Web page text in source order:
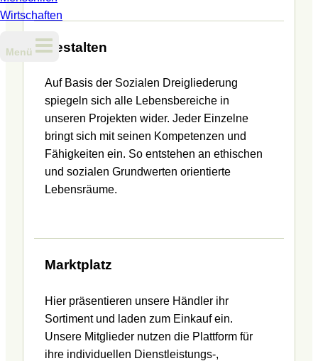
Menü Gestalten
Auf Basis der Sozialen Dreigliederung
spiegeln sich alle Lebensbereiche in
unseren Projekten wider. Jeder Einzelne
bringt sich mit seinen Kompetenzen und
Fähigkeiten ein. So entstehen an ethischen
und sozialen Grundwerten orientierte
Lebensräume.
Marktplatz
Hier präsentieren unsere Händler ihr
Sortiment und laden zum Einkauf ein.
Unsere Mitglieder nutzen die Plattform für
ihre individuellen Dienstleistungs-,